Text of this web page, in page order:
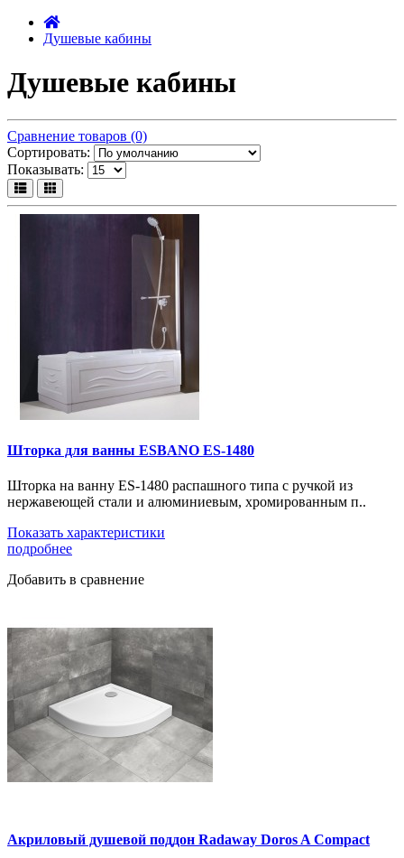
Душевые кабины
Душевые кабины
Сравнение товаров (0)
Сортировать:
Показывать:
Шторка для ванны ESBANO ES-1480
Шторка на ванну ES-1480 распашного типа с ручкой из
нержавеющей стали и алюминиевым, хромированным п..
Показать характеристики
подробнее
Добавить в сравнение
Акриловый душевой поддон Radaway Doros A Compact